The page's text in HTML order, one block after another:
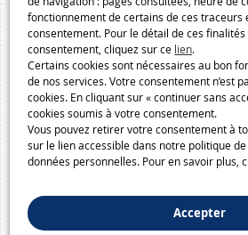
fonctionnement de certains de ces traceurs
consentement. Pour le détail de ces
consentement, cliquez sur ce lien.
Certains cookies sont nécessaires au bon
de nos services. Votre consentement n’est
cookies. En cliquant sur « continuer sans
cookies soumis à votre consentement.
Vous pouvez retirer votre consentement à
sur le lien accessible dans notre politique
données personnelles. Pour en savoir plus,
Accepter